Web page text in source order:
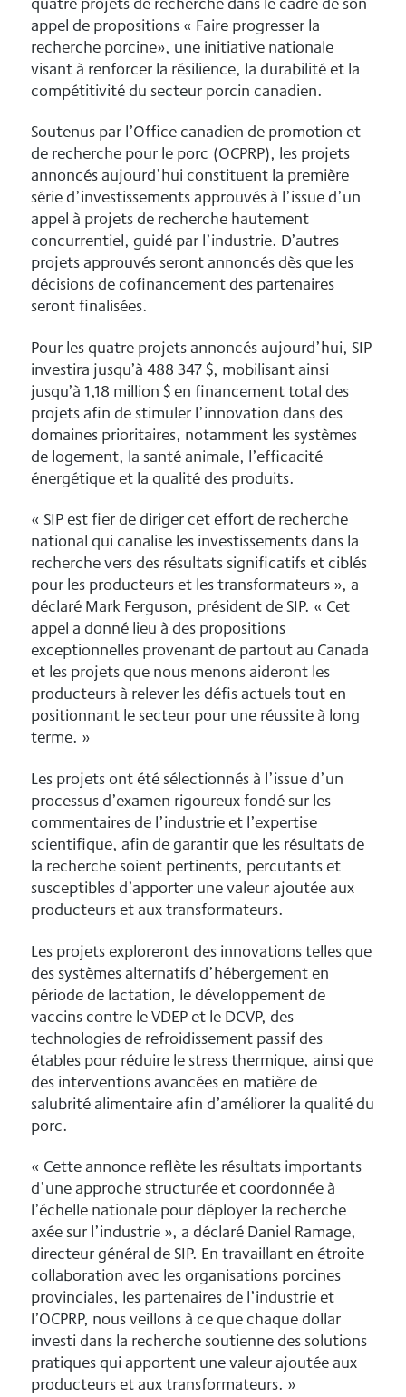
appel de propositions « Faire progresser la
recherche porcine», une initiative nationale
visant à renforcer la résilience, la durabilité et la
compétitivité du secteur porcin canadien.
Soutenus par l’Office canadien de promotion et
de recherche pour le porc (OCPRP), les projets
annoncés aujourd’hui constituent la première
série d’investissements approuvés à l’issue d’un
appel à projets de recherche hautement
concurrentiel, guidé par l’industrie. D’autres
projets approuvés seront annoncés dès que les
décisions de cofinancement des partenaires
seront finalisées.
Pour les quatre projets annoncés aujourd’hui, SIP
investira jusqu’à 488 347 $, mobilisant ainsi
jusqu’à 1,18 million $ en financement total des
projets afin de stimuler l’innovation dans des
domaines prioritaires, notamment les systèmes
de logement, la santé animale, l’efficacité
énergétique et la qualité des produits.
« SIP est fier de diriger cet effort de recherche
national qui canalise les investissements dans la
recherche vers des résultats significatifs et ciblés
pour les producteurs et les transformateurs », a
déclaré Mark Ferguson, président de SIP. « Cet
appel a donné lieu à des propositions
exceptionnelles provenant de partout au Canada
et les projets que nous menons aideront les
producteurs à relever les défis actuels tout en
positionnant le secteur pour une réussite à long
terme. »
Les projets ont été sélectionnés à l’issue d’un
processus d’examen rigoureux fondé sur les
commentaires de l’industrie et l’expertise
scientifique, afin de garantir que les résultats de
la recherche soient pertinents, percutants et
susceptibles d’apporter une valeur ajoutée aux
producteurs et aux transformateurs.
Les projets exploreront des innovations telles que
des systèmes alternatifs d’hébergement en
période de lactation, le développement de
vaccins contre le VDEP et le DCVP, des
technologies de refroidissement passif des
étables pour réduire le stress thermique, ainsi que
des interventions avancées en matière de
salubrité alimentaire afin d’améliorer la qualité du
porc.
« Cette annonce reflète les résultats importants
d’une approche structurée et coordonnée à
l’échelle nationale pour déployer la recherche
axée sur l’industrie », a déclaré Daniel Ramage,
directeur général de SIP. En travaillant en étroite
collaboration avec les organisations porcines
provinciales, les partenaires de l’industrie et
l’OCPRP, nous veillons à ce que chaque dollar
investi dans la recherche soutienne des solutions
pratiques qui apportent une valeur ajoutée aux
producteurs et aux transformateurs. »